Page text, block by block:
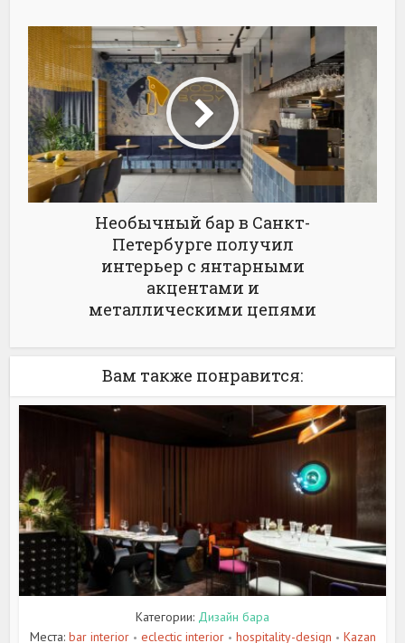
Необычный бар в Санкт-
Петербурге получил
интерьер с янтарными
акцентами и
металлическими цепями
Вам также понравится:
Категории: Дизайн бара
Места: bar interior • eclectic interior • hospitality-design • Kazan